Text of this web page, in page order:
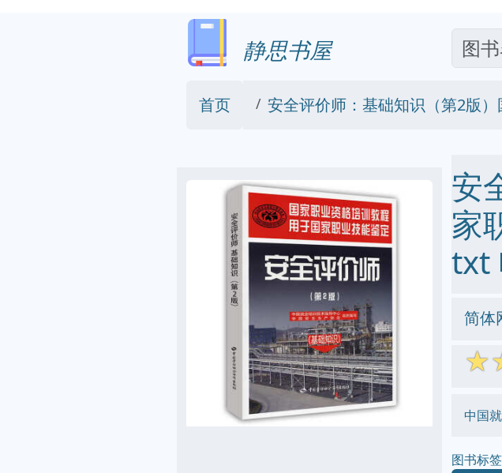
静思书屋
首页 安全评价师：基础知识（第2版
安
家
txt
简体
☆
中国
图书标